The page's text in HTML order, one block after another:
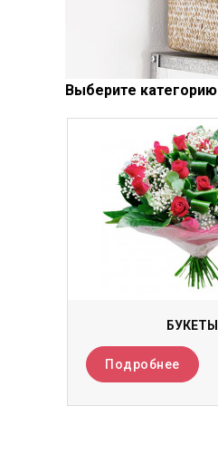
Выберите категорию
БУКЕТЫ
Подробнее